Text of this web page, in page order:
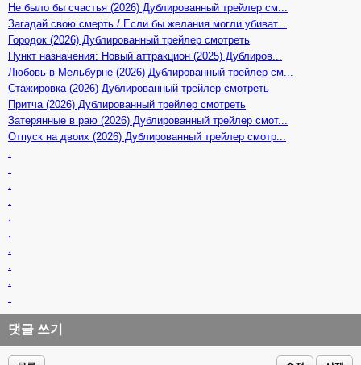
Не было бы счастья (2026) Дублированный трейлер см...
Загадай свою смерть / Если бы желания могли убиват...
Городок (2026) Дублированный трейлер смотреть
Пункт назначения: Новый аттракцион (2025) Дублиров...
Любовь в Мельбурне (2026) Дублированный трейлер см...
Стажировка (2026) Дублированный трейлер смотреть
Притча (2026) Дублированный трейлер смотреть
Затерянные в раю (2026) Дублированный трейлер смот...
Отпуск на двоих (2026) Дублированный трейлер смотр...
댓글 쓰기